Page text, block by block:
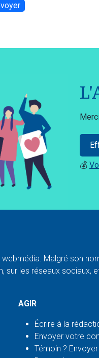
💰
webmédia. Malgré son
sur les réseaux
AGIR
Écrire à la
Envoyer votre
Témoin ?